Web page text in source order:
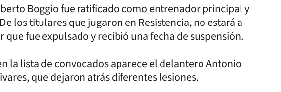
Boggio fue ratificado como entrenador principal y
los titulares que jugaron en Resistencia, no estará a
que fue expulsado y recibió una fecha de suspensión.
la lista de convocados aparece el delantero Antonio
que dejaron atrás diferentes lesiones.